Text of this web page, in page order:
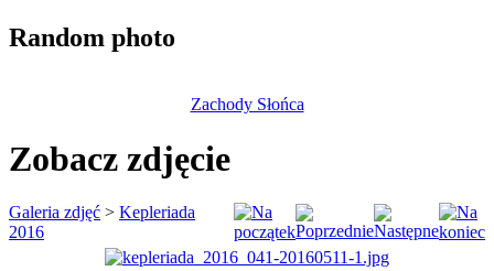
Random photo
Zachody Słońca
Zobacz zdjęcie
Galeria zdjęć > Kepleriada
2016